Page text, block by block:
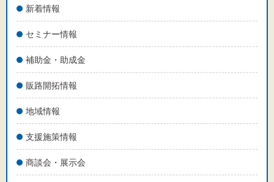
新着情報
セミナー情報
補助金・助成金
販路開拓情報
地域情報
支援施策情報
商談会・展示会